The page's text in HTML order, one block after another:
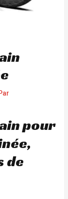
pour
de